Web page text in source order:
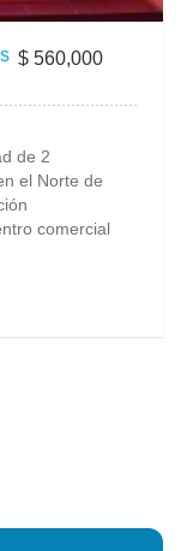
$ 560,000
de 2
el Norte de
comercial